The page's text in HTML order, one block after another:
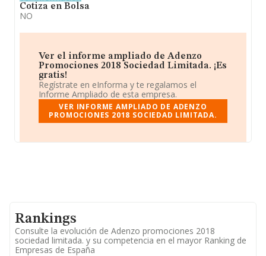
Cotiza en Bolsa
NO
Ver el informe ampliado de Adenzo
Promociones 2018 Sociedad Limitada. ¡Es
gratis!
Regístrate en eInforma y te regalamos el
Informe Ampliado de esta empresa.
VER INFORME AMPLIADO DE ADENZO
PROMOCIONES 2018 SOCIEDAD LIMITADA.
Rankings
Consulte la evolución de Adenzo promociones 2018
sociedad limitada. y su competencia en el mayor Ranking de
Empresas de España